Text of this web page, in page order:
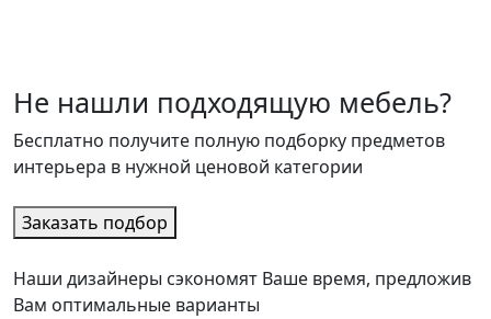
Не нашли подходящую мебель?
Бесплатно получите полную подборку предметов
интерьера в нужной ценовой категории
Заказать подбор
Наши дизайнеры сэкономят Ваше время, предложив
Вам оптимальные варианты